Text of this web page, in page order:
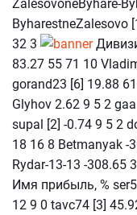
ZalesovoneByhare-
ByharestneZalesovo
32 3
83.27 55 71 10
gorand23 [6] 19.88
Glyhov 2.62 9 5 2
supal [2] -0.74 9 5 2
18 16 8 Betmanyak -
Rydar-13-13 -308.65
Имя прибыль, %
12 9 0 tavc74 [3]